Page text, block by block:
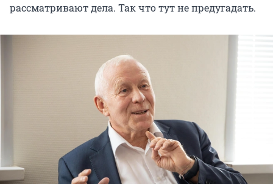
рассматривают дела. Так что тут не предугадать.